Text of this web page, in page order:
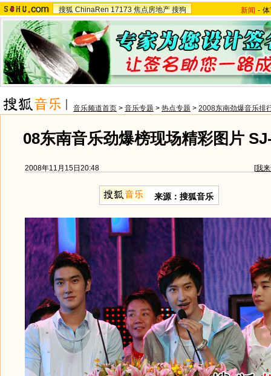
搜狐 ChinaRen 17173 焦点房地产 搜狗 新闻 -
音乐频道首页 > 音乐专题 > 热点专题 > 2008东南劲爆音乐排
08东南音乐劲爆榜现场精彩图片
2008年11月15日20:48 [我
来源：搜狐音乐